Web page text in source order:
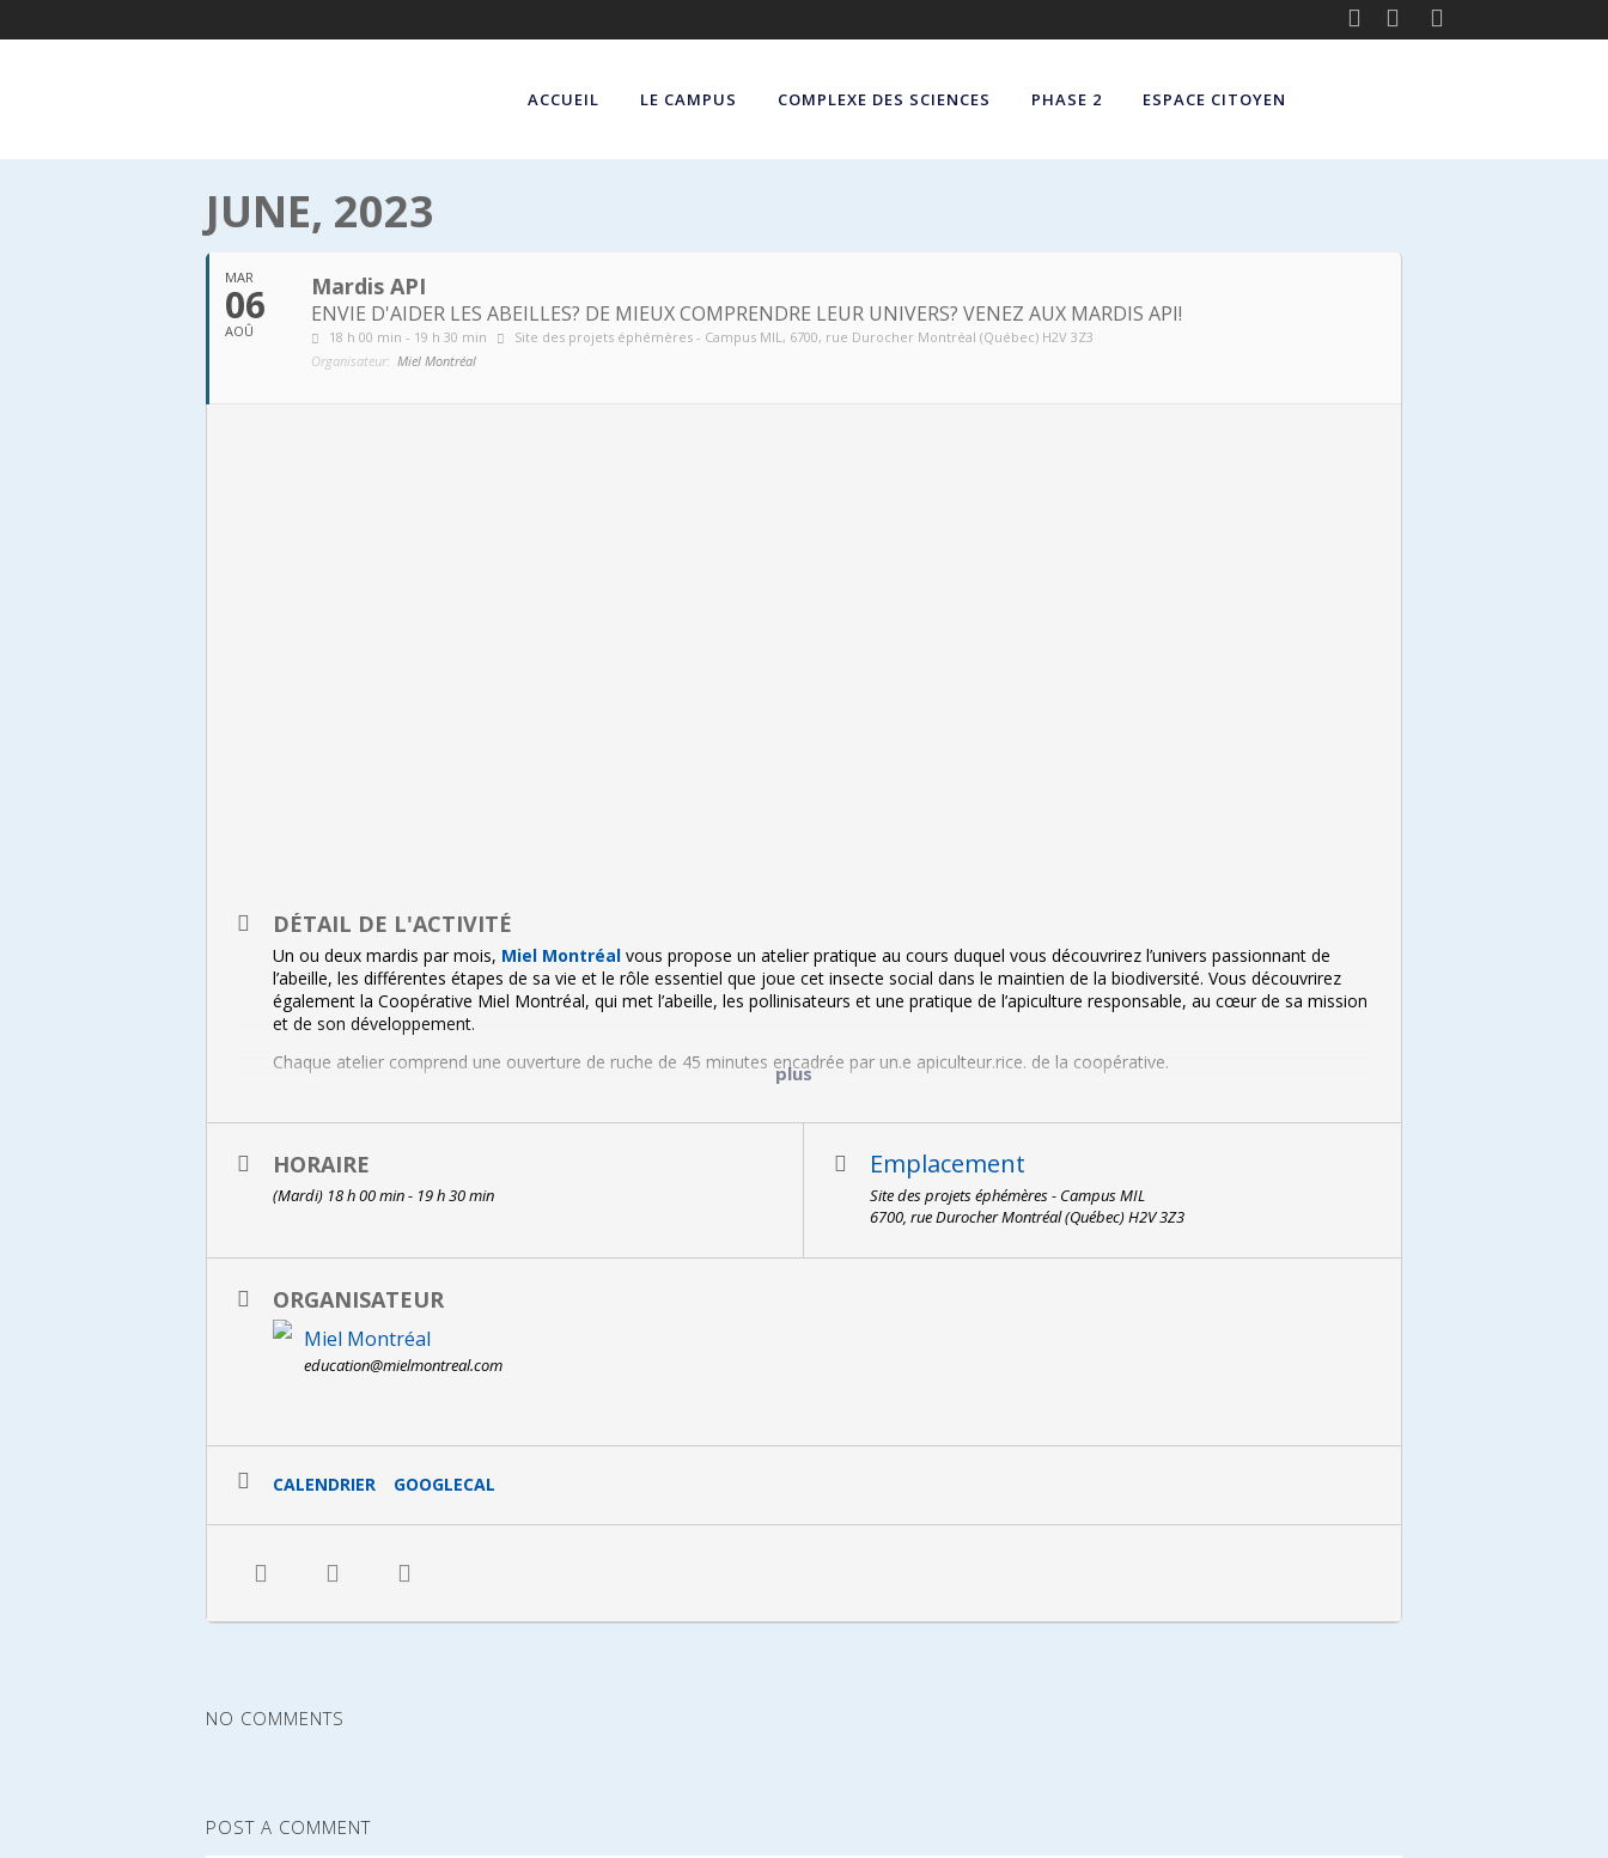
ACCUEIL LE CAMPUS COMPLEXE DES SCIENCES PHASE 2 ESPACE CITOYEN
JUNE, 2023
MAR
06
AOÛ
Mardis API
ENVIE D'AIDER LES ABEILLES? DE MIEUX COMPRENDRE LEUR UNIVERS? VENEZ AUX MARDIS API!
18 h 00 min - 19 h 30 min Site des projets éphémères - Campus MIL, 6700, rue Durocher Montréal (Québec) H2V 3Z3
Organisateur: Miel Montréal
plus
DÉTAIL DE L'ACTIVITÉ
Un ou deux mardis par mois, Miel Montréal vous propose un atelier pratique au cours duquel vous découvrirez l’univers passionnant de
l’abeille, les différentes étapes de sa vie et le rôle essentiel que joue cet insecte social dans le maintien de la biodiversité. Vous découvrirez
également la Coopérative Miel Montréal, qui met l’abeille, les pollinisateurs et une pratique de l’apiculture responsable, au cœur de sa mission
et de son développement.
Chaque atelier comprend une ouverture de ruche de 45 minutes encadrée par un.e apiculteur.rice. de la coopérative.
HORAIRE
(Mardi) 18 h 00 min - 19 h 30 min
Emplacement
Site des projets éphémères - Campus MIL
6700, rue Durocher Montréal (Québec) H2V 3Z3
ORGANISATEUR
Miel Montréal
education@mielmontreal.com
CALENDRIER GOOGLECAL
NO COMMENTS
POST A COMMENT